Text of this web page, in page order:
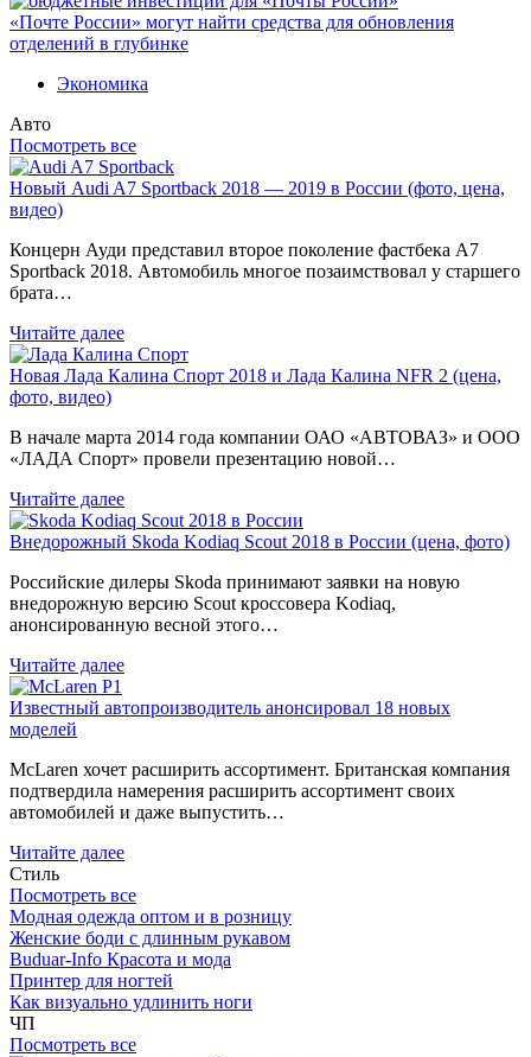
«Почте России» могут найти средства для обновления
отделений в глубинке
Экономика
Авто
Посмотреть все
Новый Audi A7 Sportback 2018 — 2019 в России (фото, цена,
видео)
Концерн Ауди представил второе поколение фастбека A7
Sportback 2018. Автомобиль многое позаимствовал у старшего
брата…
Читайте далее
Новая Лада Калина Спорт 2018 и Лада Калина NFR 2 (цена,
фото, видео)
В начале марта 2014 года компании ОАО «АВТОВАЗ» и ООО
«ЛАДА Спорт» провели презентацию новой…
Читайте далее
Внедорожный Skoda Kodiaq Scout 2018 в России (цена, фото)
Российские дилеры Skoda принимают заявки на новую
внедорожную версию Scout кроссовера Kodiaq,
анонсированную весной этого…
Читайте далее
Известный автопроизводитель анонсировал 18 новых
моделей
McLaren хочет расширить ассортимент. Британская компания
подтвердила намерения расширить ассортимент своих
автомобилей и даже выпустить…
Читайте далее
Стиль
Посмотреть все
Модная одежда оптом и в розницу
Женские боди с длинным рукавом
Buduar-Info Красота и мода
Принтер для ногтей
Как визуально удлинить ноги
ЧП
Посмотреть все